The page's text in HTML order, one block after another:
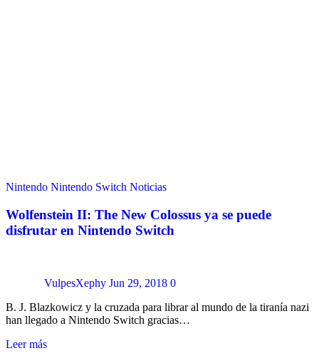
Nintendo Nintendo Switch Noticias
Wolfenstein II: The New Colossus ya se puede
disfrutar en Nintendo Switch
VulpesXephy Jun 29, 2018 0
B. J. Blazkowicz y la cruzada para librar al mundo de la tiranía nazi
han llegado a Nintendo Switch gracias…
Leer más